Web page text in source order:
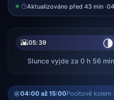
Aktualizováno před 43 min ·
🌇05:39 🌗
Slunce vyjde za 0 h 56
04:00 až 15:00Pocitově kolem